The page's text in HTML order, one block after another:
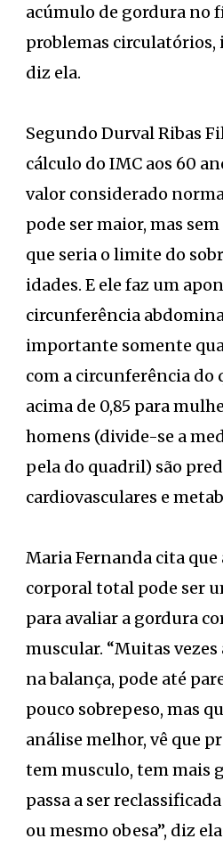
acúmulo de gordura no
problemas circulatórios,
diz ela.
Segundo Durval Ribas
cálculo do IMC aos 60
valor considerado
pode ser maior, mas
que seria o limite do
idades. E ele faz um
circunferência
importante somente
com a circunferência do
acima de 0,85 para
homens (divide-se a
pela do quadril) são
cardiovasculares e
Maria Fernanda cita
corporal total pode ser
para avaliar a gordura
muscular. “Muitas vezes
na balança, pode até
pouco sobrepeso, mas
análise melhor, vê que
tem musculo, tem mais
passa a ser
ou mesmo obesa”, diz